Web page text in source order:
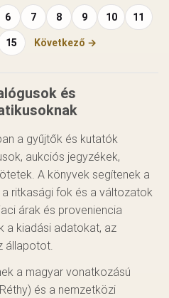
6 7 8 9 10
11
15 Következő →
és
a gyűjtők és kutatók
aukciós jegyzékek,
A könyvek segítenek a
ritkasági fok és a változatok
árak és proveniencia
a kiadási adatokat, az
állapotot.
a magyar vonatkozású
és a nemzetközi